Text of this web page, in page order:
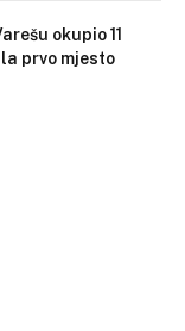
okupio 11
prvo mjesto